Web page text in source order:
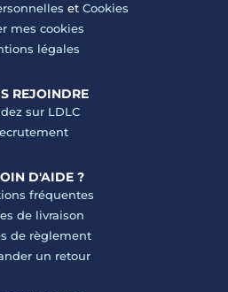
et Cookies
mes cookies
légales
REJOINDRE
sur LDLC
D'AIDE ?
fréquentes
de livraison
de règlement
un retour